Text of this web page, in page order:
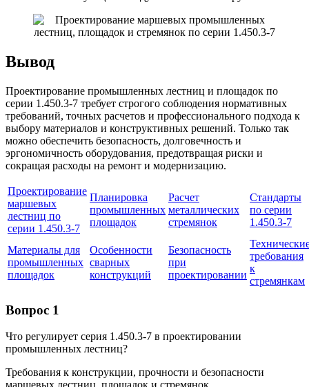
Вывод
Проектирование промышленных лестниц и площадок по
серии 1.450.3-7 требует строгого соблюдения нормативных
требований, точных расчетов и профессионального подхода к
выбору материалов и конструктивных решений. Только так
можно обеспечить безопасность, долговечность и
эргономичность оборудования, предотвращая риски и
сокращая расходы на ремонт и модернизацию.
Проектирование
маршевых
лестниц по
серии 1.450.3-7
Планировка
промышленных
площадок
Расчет
металлических
стремянок
Стандарты
по серии
1.450.3-7
Материалы для
промышленных
площадок
Особенности
сварных
конструкций
Безопасность
при
проектировании
требования
к
стремянкам
Вопрос 1
Что регулирует серия 1.450.3-7 в проектировании
промышленных лестниц?
Требования к конструкции, прочности и безопасности